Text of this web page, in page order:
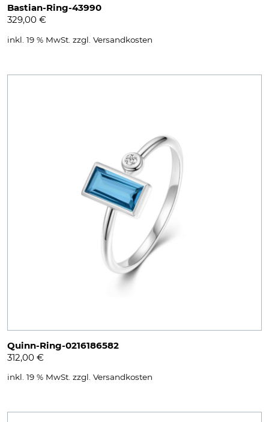
Bastian-Ring-43990
329,00 €
inkl. 19 % MwSt. zzgl. Versandkosten
Quinn-Ring-0216186582
312,00 €
inkl. 19 % MwSt. zzgl. Versandkosten